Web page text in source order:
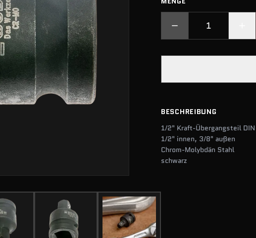
BESCHREIBUNG
1/2" Kraft-Übergangsteil
1/2" innen, 3/8" außen
Chrom-Molybdän Stahl
schwarz